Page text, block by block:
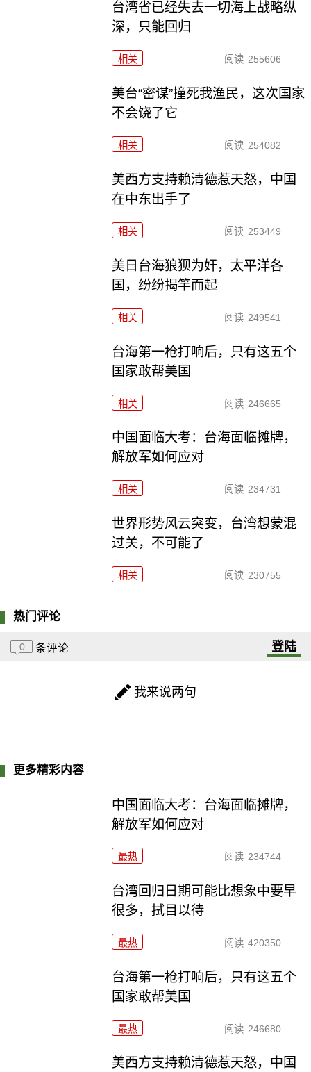
台湾省已经失去一切海上战略纵
深，只能回归
相关 阅读 255606
美台“密谋”撞死我渔民，这次国家
不会饶了它
相关 阅读 254082
美西方支持赖清德惹天怒，中国
在中东出手了
相关 阅读 253449
美日台海狼狈为奸，太平洋各
国，纷纷揭竿而起
相关 阅读 249541
台海第一枪打响后，只有这五个
国家敢帮美国
相关 阅读 246665
中国面临大考：台海面临摊牌，
解放军如何应对
相关 阅读 234731
世界形势风云突变，台湾想蒙混
过关，不可能了
相关 阅读 230755
热门评论
0 条评论 登陆
我来说两句
更多精彩内容
中国面临大考：台海面临摊牌，
解放军如何应对
最热 阅读 234744
台湾回归日期可能比想象中要早
很多，拭目以待
最热 阅读 420350
台海第一枪打响后，只有这五个
国家敢帮美国
最热 阅读 246680
美西方支持赖清德惹天怒，中国